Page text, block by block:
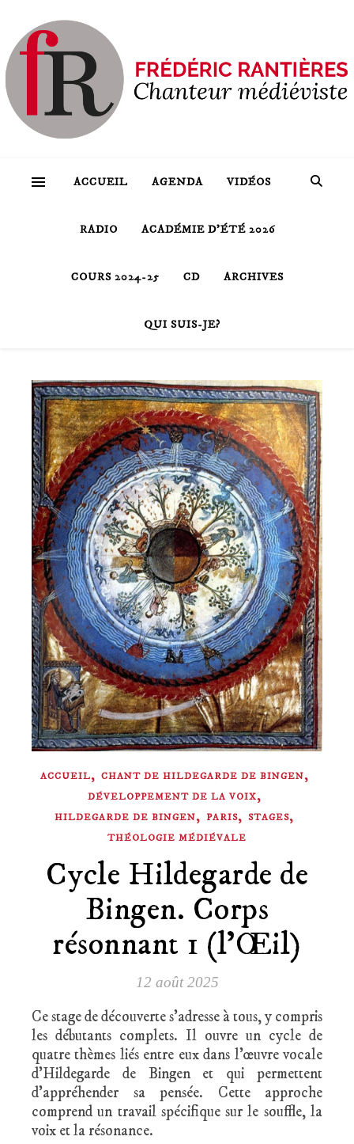
ACCUEIL AGENDA VIDÉOS
RADIO ACADÉMIE D’ÉTÉ 2026
COURS 2024-25 CD ARCHIVES
QUI SUIS-JE?
ACCUEIL, CHANT DE HILDEGARDE DE BINGEN,
DÉVELOPPEMENT DE LA VOIX,
HILDEGARDE DE BINGEN, PARIS, STAGES,
THÉOLOGIE MÉDIÉVALE
Cycle Hildegarde de
Bingen. Corps
résonnant 1 (l’Œil)
12 août 2025
Ce stage de découverte s’adresse à tous, y compris
les débutants complets. Il ouvre un cycle de
quatre thèmes liés entre eux dans l’œuvre vocale
d’Hildegarde de Bingen et qui permettent
d’appréhender sa pensée. Cette approche
comprend un travail spécifique sur le souffle, la
voix et la résonance.